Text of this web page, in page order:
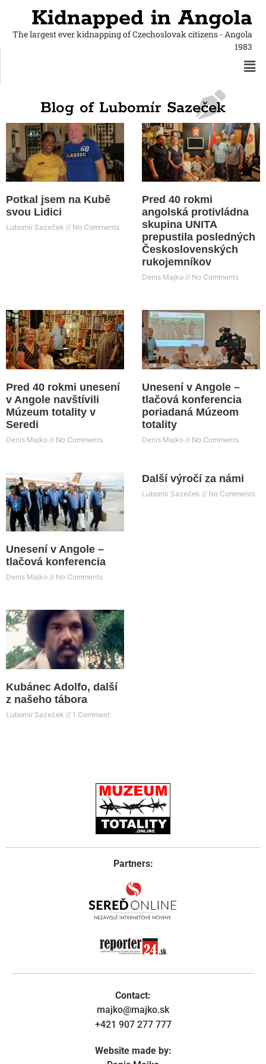
Kidnapped in Angola
The largest ever kidnapping of Czechoslovak citizens - Angola
1983
Blog of Lubomír Sazeček
Potkal jsem na Kubě
svou Lidici
Lubomír Sazeček No Comments
Pred 40 rokmi
angolská protivládna
skupina UNITA
prepustila posledných
Československých
rukojemníkov
Denis Majko No Comments
Pred 40 rokmi unesení
v Angole navštívili
Múzeum totality v
Seredi
Denis Majko No Comments
Unesení v Angole –
tlačová konferencia
poriadaná Múzeom
totality
Denis Majko No Comments
Unesení v Angole –
tlačová konferencia
Denis Majko No Comments
Další výročí za námi
Lubomír Sazeček No Comments
Kubánec Adolfo, další
z našeho tábora
Lubomír Sazeček 1 Comment
Partners:
Contact:
majko@majko.sk
+421 907 277 777
Website made by: